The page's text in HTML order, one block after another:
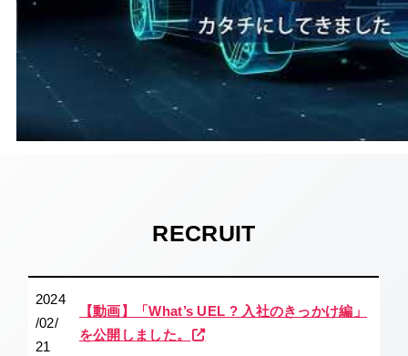
RECRUIT
2024
/02/
21
【動画】「What’s UEL ? 入社のきっかけ編」
を公開しました。